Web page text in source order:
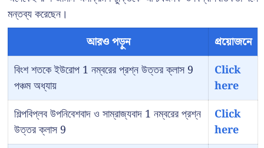
মন্তব্য করেছেন।
আরও পড়ুন
প্রয়োজনে
বিংশ শতকে ইউরোপ 1 নম্বরের প্রশ্ন উত্তর ক্লাস 9
পঞ্চম অধ্যায়
Click
here
শিল্পবিপ্লব উপনিবেশবাদ ও সাম্রাজ্যবাদ 1 নম্বরের প্রশ্ন
উত্তর ক্লাস 9
Click
here